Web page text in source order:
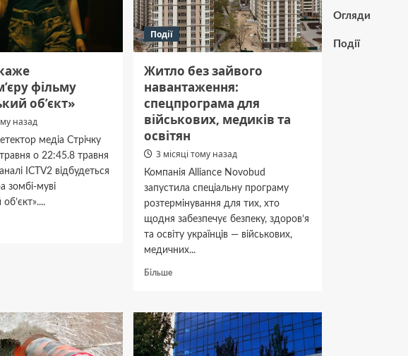
фільму
об’єкт»
назад
медіа Стрічку
о 22:45.8 травня
ICTV2 відбудеться
зомбі-муві
Події
Житло без зайвого
навантаження:
спецпрограма для
військових, медиків та
освітян
3 місяці тому назад
Компанія Alliance Novobud
запустила спеціальну програму
розтермінування для тих, хто
щодня забезпечує безпеку, здоров’я
та освіту українців — військових,
медичних...
БільшеДокладніше
без
зайвого
навантаження:
спецпрограма
Огляди
Події